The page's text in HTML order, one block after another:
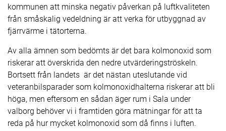
kommunen att minska negativ påverkan på luftkvaliteten
från småskalig vedeldning är att verka för utbyggnad av
fjärrvärme i tätorterna.
Av alla ämnen som bedömts är det bara kolmonoxid som
riskerar att överskrida den nedre utvärderingströskeln.
Bortsett från landets är det nästan uteslutande vid
veteranbilsparader som kolmonoxidhalterna riskerar att bli
höga, men eftersom en sådan äger rum i Sala under
valborg behöver vi i framtiden göra mätningar för att ta
reda på hur mycket kolmonoxid som då finns i luften.